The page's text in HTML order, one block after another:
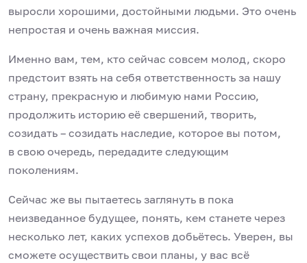
выросли хорошими, достойными людьми. Это очень
непростая и очень важная миссия.
Именно вам, тем, кто сейчас совсем молод, скоро
предстоит взять на себя ответственность за нашу
страну, прекрасную и любимую нами Россию,
продолжить историю её свершений, творить,
созидать – созидать наследие, которое вы потом,
в свою очередь, передадите следующим
поколениям.
Сейчас же вы пытаетесь заглянуть в пока
неизведанное будущее, понять, кем станете через
несколько лет, каких успехов добьётесь. Уверен, вы
сможете осуществить свои планы, у вас всё